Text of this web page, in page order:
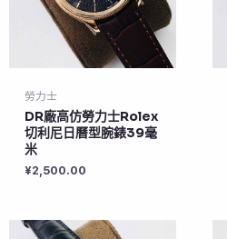
勞力士
DR廠高仿勞力士Rolex
切利尼日曆型腕錶39毫
米
¥2,500.00